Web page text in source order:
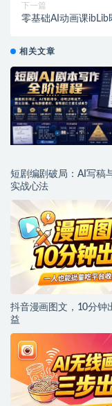
下一篇
零基础AI动画课
相关文章
短剧编剧破局：AI写稿
实战心法
抖音漫画图文，10分钟
益